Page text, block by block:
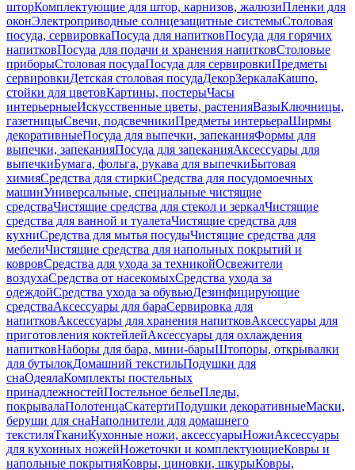
шторКомплектующие для штор, карнизов, жалюзиПленки для
оконЭлектроприводные солнцезащитные системыСтоловая
посуда, сервировкаПосуда для напитковПосуда для горячих
напитковПосуда для подачи и хранения напитковСтоловые
приборыСтоловая посудаПосуда для сервировкиПредметы
сервировкиДетская столовая посудаДекорЗеркалаКашпо,
стойки для цветовКартины, постерыЧасы
интерьерныеИскусственные цветы, растенияВазыКлючницы,
газетницыСвечи, подсвечникиПредметы интерьераШирмы
декоративныеПосуда для выпечки, запеканияФормы для
выпечки, запеканияПосуда для запеканияАксессуары для
выпечкиБумага, фольга, рукава для выпечкиБытовая
химияСредства для стиркиСредства для посудомоечных
машинУниверсальные, специальные чистящие
средстваЧистящие средства для стекол и зеркалЧистящие
средства для ванной и туалетаЧистящие средства для
кухниСредства для мытья посудыЧистящие средства для
мебелиЧистящие средства для напольных покрытий и
ковровСредства для ухода за техникойОсвежители
воздухаСредства от насекомыхСредства ухода за
одеждойСредства ухода за обувьюДезинфицирующие
средстваАксессуары для бараСервировка для
напитковАксессуары для хранения напитковАксессуары для
приготовления коктейлейАксессуары для охлаждения
напитковНаборы для бара, мини-барыШтопоры, открывалки
для бутылокДомашний текстильПодушки для
снаОдеялаКомплекты постельных
принадлежностейПостельное бельеПледы,
покрывалаПолотенцаСкатертиПодушки декоративныеМаски,
беруши для снаНаполнители для домашнего
текстиляТканиКухонные ножи, аксессуарыНожиАксессуары
для кухонных ножейНожеточки и комплектующиеКовры и
напольные покрытияКовры, циновки, шкурыКовры,